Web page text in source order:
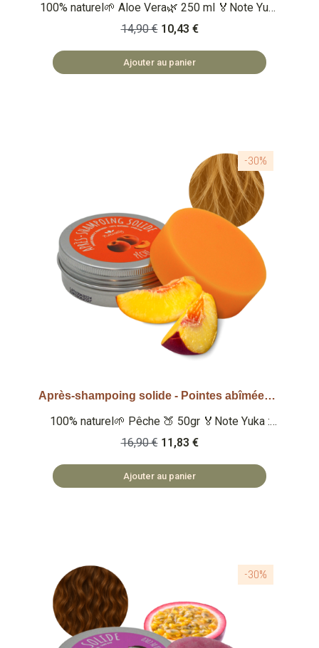
100% naturel🌱 Aloe Vera🌿 250 ml 🏅Note Yuka
: 100/100 🏅 Note Inci Beauty 20/20 Qu'est-ce
que c'est ? Un après-shampoing 100% naturel
enrichi en aloé vera spécialement conçu pour le
volume et l'hydratation. 🏡 COSMÉTIQUES
14,90 € 10,43 €
Ajouter au panier
Aperçu rapide
-30%
Après-shampoing solide - Pointes abîmées et fourchues 50gr
100% naturel🌱 Pêche 🍑 50gr 🏅Note Yuka :
100/100 🏅 Note Inci Beauty 19.4/20 Qu'est-ce
que c'est ? Un après-shampoing solide 100%
naturel aux extraits de beurres qui apportent
nutrition, hydratation et brillance aux cheveux. 🏡
16,90 € 11,83 €
Ajouter au panier
-30%